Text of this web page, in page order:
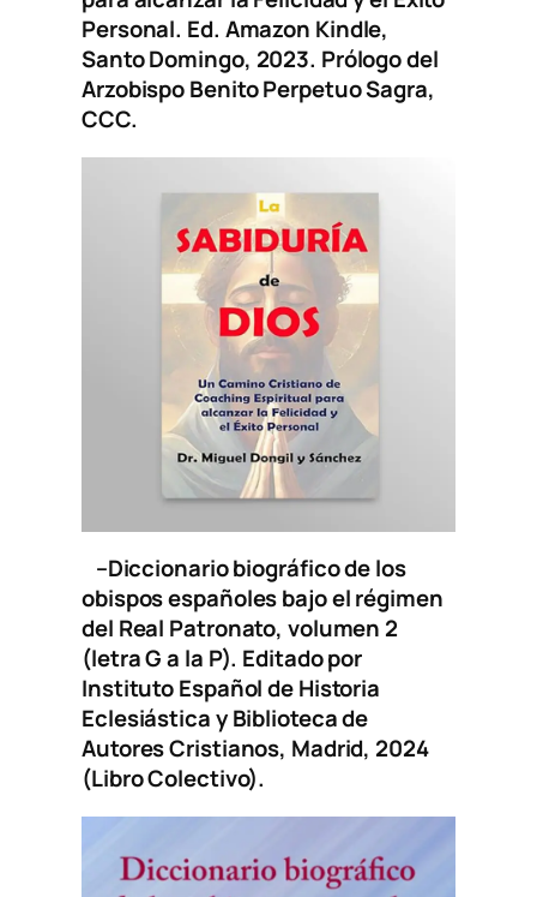
Personal. Ed. Amazon Kindle,
Santo Domingo, 2023. Prólogo del
Arzobispo Benito Perpetuo Sagra,
CCC.
–Diccionario biográfico de los
obispos españoles bajo el régimen
del Real Patronato, volumen 2
(letra G a la P). Editado por
Instituto Español de Historia
Eclesiástica y Biblioteca de
Autores Cristianos, Madrid, 2024
(Libro Colectivo).